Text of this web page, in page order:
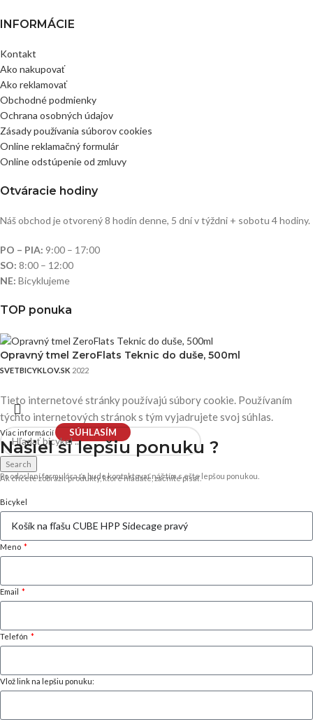
INFORMÁCIE
Kontakt
Ako nakupovať
Ako reklamovať
Obchodné podmienky
Ochrana osobných údajov
Zásady používania súborov cookies
Online reklamačný formulár
Online odstúpenie od zmluvy
Otváracie hodiny
Náš obchod je otvorený 8 hodín denne, 5 dní v týždni + sobotu 4 hodiny.
PO – PIA: 9:00 – 17:00
SO: 8:00 – 12:00
NE: Bicyklujeme
TOP ponuka
Opravný tmel ZeroFlats Teknic do duše, 500ml
SVETBICYKLOV.SK 2022
Search
Ak chcete zobraziť produkty, ktoré hľadáte, začnite písať.
Tieto internetové stránky používajú súbory cookie. Používaním
týchto internetových stránok s tým vyjadrujete svoj súhlas.
Viac informácií SÚHLASÍM
Našiel silepšiu ponuku ?
Po odoslaní formulára ťa bude kontaktovať náš tím s ešte lepšou ponukou.
Bicykel
Meno
Email
Telefón
Vlož link na lepšiu ponuku: